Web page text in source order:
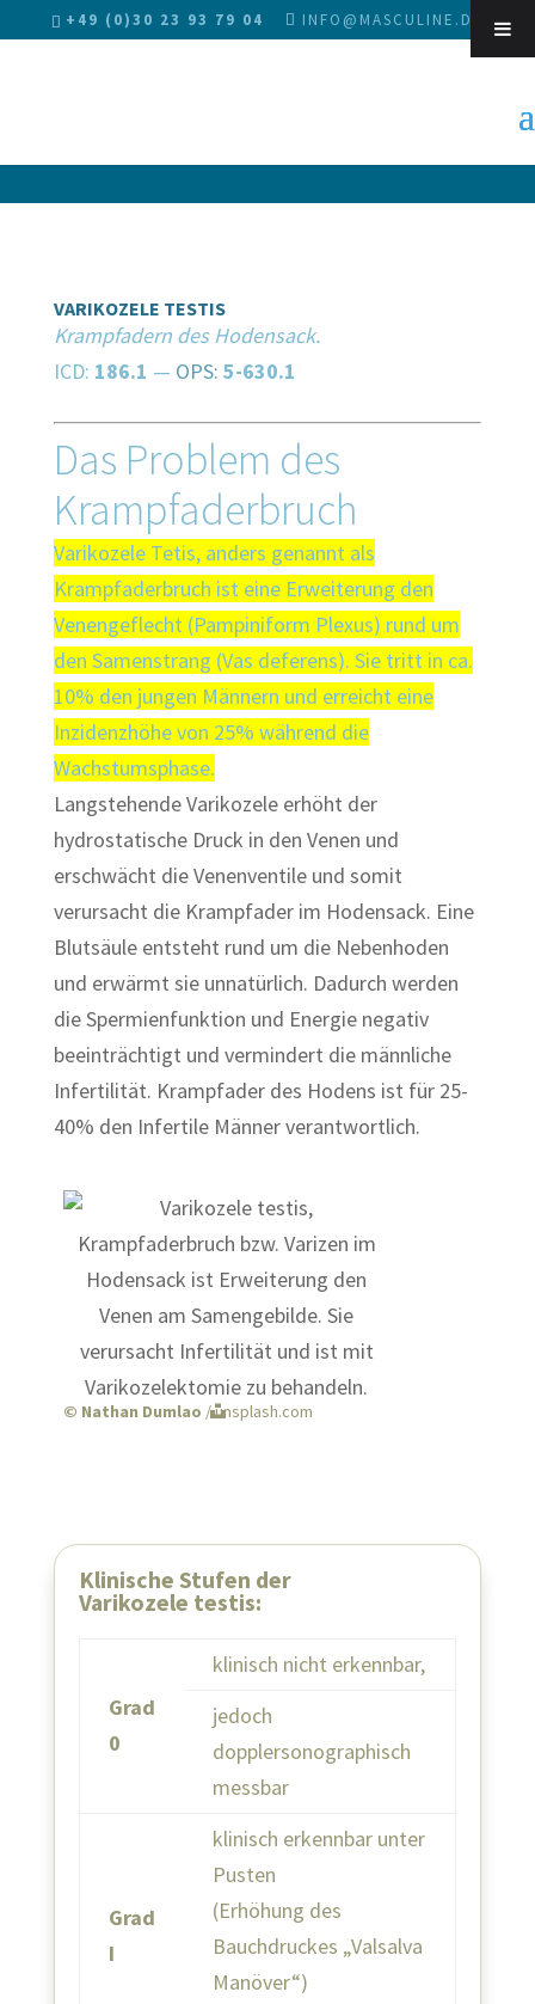
+49 (0)30 23 93 79 04 INFO@MASCULINE.DE
VARIKOZELE TESTIS
Krampfadern des Hodensack.
ICD: 186.1 — OPS: 5-630.1
Das Problem des
Krampfaderbruch
Varikozele Tetis, anders genannt als
Krampfaderbruch ist eine Erweiterung den
Venengeflecht (Pampiniform Plexus) rund um
den Samenstrang (Vas deferens). Sie tritt in ca.
10% den jungen Männern und erreicht eine
Inzidenzhöhe von 25% während die
Wachstumsphase.
Langstehende Varikozele erhöht der
hydrostatische Druck in den Venen und
erschwächt die Venenventile und somit
verursacht die Krampfader im Hodensack. Eine
Blutsäule entsteht rund um die Nebenhoden
und erwärmt sie unnatürlich. Dadurch werden
die Spermienfunktion und Energie negativ
beeinträchtigt und vermindert die männliche
Infertilität. Krampfader des Hodens ist für 25-
40% den Infertile Männer verantwortlich.
© Nathan Dumlao / unsplash.com
Klinische Stufen der
Varikozele testis:
Grad
0
klinisch nicht erkennbar,
jedoch
dopplersonographisch
messbar
Grad
I
klinisch erkennbar unter
Pusten
(Erhöhung des
Bauchdruckes „Valsalva
Manöver“)